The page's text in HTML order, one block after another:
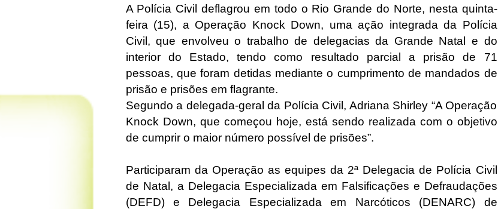
A Polícia Civil deflagrou em todo o Rio Grande do Norte, nesta quinta-
feira (15), a Operação Knock Down, uma ação integrada da Polícia
Civil, que envolveu o trabalho de delegacias da Grande Natal e do
interior do Estado, tendo como resultado parcial a prisão de 71
pessoas, que foram detidas mediante o cumprimento de mandados de
prisão e prisões em flagrante.
Segundo a delegada-geral da Polícia Civil, Adriana Shirley “A Operação
Knock Down, que começou hoje, está sendo realizada com o objetivo
de cumprir o maior número possível de prisões”.
Participaram da Operação as equipes da 2ª Delegacia de Polícia Civil
de Natal, a Delegacia Especializada em Falsificações e Defraudações
(DEFD) e Delegacia Especializada em Narcóticos (DENARC) de